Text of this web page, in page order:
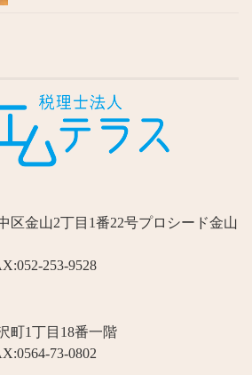
区金山2丁目1番22号プロシード金山
253-9528
町1丁目18番一階
73-0802